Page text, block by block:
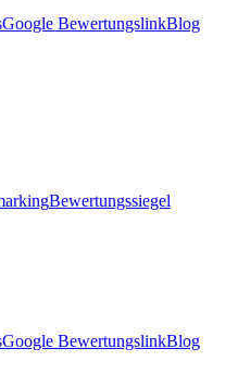
Google BewertungslinkBlog
Bewertungssiegel
Google BewertungslinkBlog